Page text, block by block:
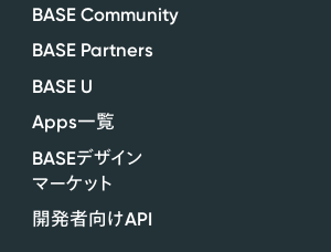
BASE Community
BASE Partners
BASE U
Apps一覧
BASEデザイン
マーケット
開発者向けAPI